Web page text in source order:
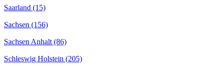
Saarland (15)
Sachsen (156)
Sachsen Anhalt (86)
Schleswig Holstein (205)